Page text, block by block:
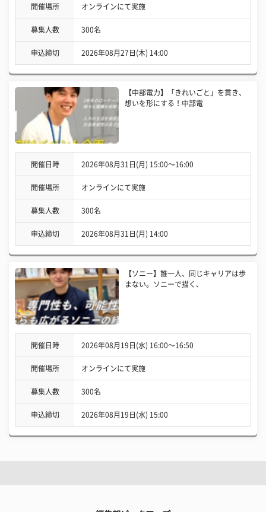
開催場所 オンラインにて実施
募集人数 300名
申込締切 2026年08月27日(木) 14:00
【中部電力】「きれいごと」を貫き、
想いを形にする！中部電
開催日時 2026年08月31日(月) 15:00〜16:00
開催場所 オンラインにて実施
募集人数 300名
申込締切 2026年08月31日(月) 14:00
【ソニー】誰一人、同じキャリアは歩
まない。ソニーで描く、
開催日時 2026年08月19日(水) 16:00〜16:50
開催場所 オンラインにて実施
募集人数 300名
申込締切 2026年08月19日(水) 15:00